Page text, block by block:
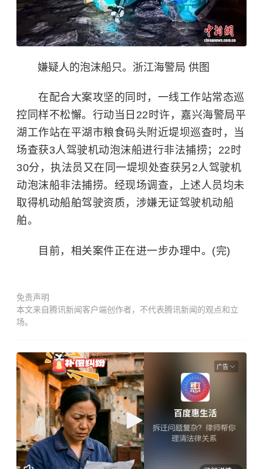
嫌疑人的泡沫船只。浙江海警局 供图
在配合大案攻坚的同时，一线工作站常态巡
控同样不松懈。行动当日22时许，嘉兴海警局平
湖工作站在平湖市粮食码头附近堤坝巡查时，当
场查获3人驾驶机动泡沫船进行非法捕捞；22时
30分，执法员又在同一堤坝处查获另2人驾驶机
动泡沫船非法捕捞。经现场调查，上述人员均未
取得机动船舶驾驶资质，涉嫌无证驾驶机动船
舶。
目前，相关案件正在进一步办理中。(完)
免责声明
本文来自腾讯新闻客户端创作者，不代表腾讯新闻的观点和立
场。
广告